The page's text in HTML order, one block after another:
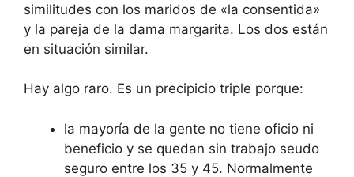
similitudes con los maridos de «la consentida»
y la pareja de la dama margarita. Los dos están
en situación similar.
Hay algo raro. Es un precipicio triple porque:
la mayoría de la gente no tiene oficio ni
beneficio y se quedan sin trabajo seudo
seguro entre los 35 y 45. Normalmente